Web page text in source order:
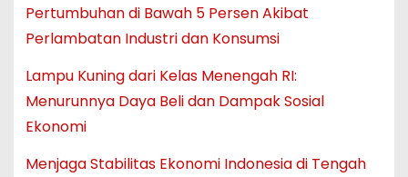
Pertumbuhan di Bawah 5 Persen Akibat
Perlambatan Industri dan Konsumsi
Lampu Kuning dari Kelas Menengah RI:
Menurunnya Daya Beli dan Dampak Sosial
Ekonomi
Menjaga Stabilitas Ekonomi Indonesia di Tengah